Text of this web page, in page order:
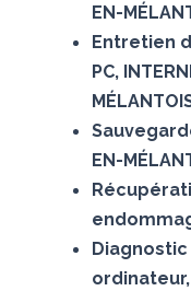
EN-
Entretien
PC,
EN-